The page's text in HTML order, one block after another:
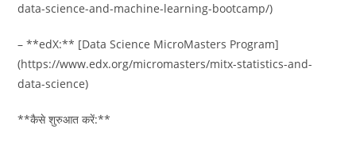
data-science-and-machine-learning-bootcamp/)
– **edX:** [Data Science MicroMasters Program]
(https://www.edx.org/micromasters/mitx-statistics-and-
data-science)
**कैसे शुरुआत करें:**